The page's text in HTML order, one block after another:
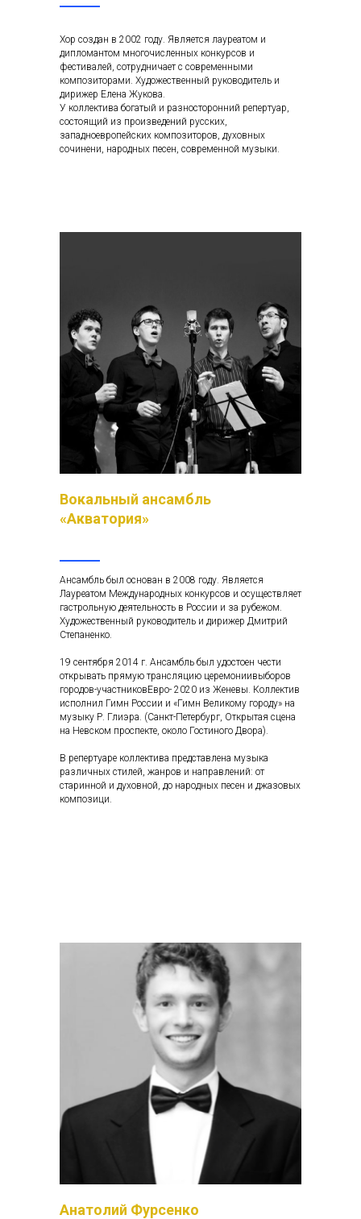
Хор создан в 2002 году. Является лауреатом и
дипломантом многочисленных конкурсов и
фестивалей, сотрудничает с современными
композиторами. Художественный руководитель и
дирижер Елена Жукова.
У коллектива богатый и разносторонний репертуар,
состоящий из произведений русских,
западноевропейских композиторов, духовных
сочинени, народных песен, современной музыки.
Вокальный ансамбль
«Акватория»
Ансамбль был основан в 2008 году. Является
Лауреатом Международных конкурсов и осуществляет
гастрольную деятельность в России и за рубежом.
Художественный руководитель и дирижер Дмитрий
Степаненко.
19 сентября 2014 г. Ансамбль был удостоен чести
открывать прямую трансляцию церемониивыборов
городов-участниковЕвро- 2020 из Женевы. Коллектив
исполнил Гимн России и «Гимн Великому городу» на
музыку Р. Глиэра. (Санкт-Петербург, Открытая сцена
на Невском проспекте, около Гостиного Двора).
В репертуаре коллектива представлена музыка
различных стилей, жанров и направлений: от
старинной и духовной, до народных песен и джазовых
композици.
Анатолий Фурсенко